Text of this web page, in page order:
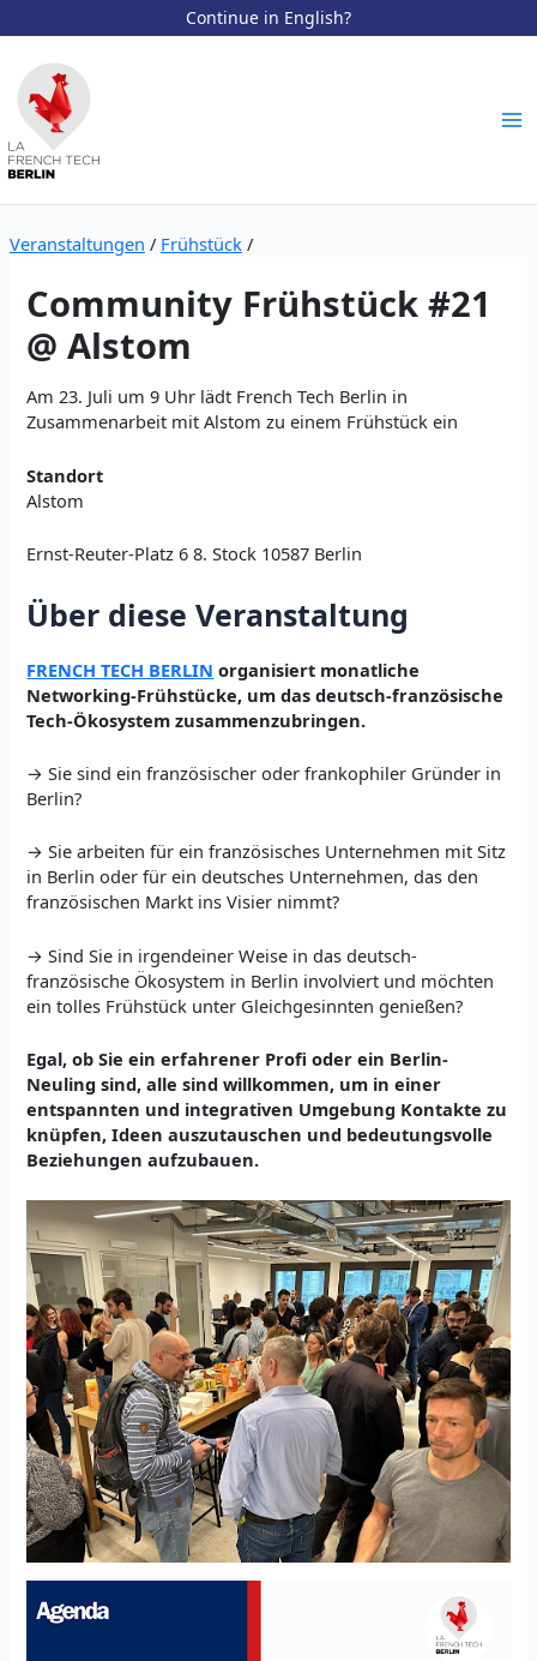
Continue in English?
Inhalt
springen
Veranstaltungen / Frühstück/
Community Frühstück #21
@ Alstom
Am 23. Juli um 9 Uhr lädt French Tech Berlin in
Zusammenarbeit mit Alstom zu einem Frühstück ein
Standort
Alstom
Ernst-Reuter-Platz 6 8. Stock 10587 Berlin
Über diese Veranstaltung
FRENCH TECH BERLIN organisiert monatliche
Networking-Frühstücke, um das deutsch-französische
Tech-Ökosystem zusammenzubringen.
→ Sie sind ein französischer oder frankophiler Gründer in
Berlin?
→ Sie arbeiten für ein französisches Unternehmen mit Sitz
in Berlin oder für ein deutsches Unternehmen, das den
französischen Markt ins Visier nimmt?
→ Sind Sie in irgendeiner Weise in das deutsch-
französische Ökosystem in Berlin involviert und möchten
ein tolles Frühstück unter Gleichgesinnten genießen?
Egal, ob Sie ein erfahrener Profi oder ein Berlin-
Neuling sind, alle sind willkommen, um in einer
entspannten und integrativen Umgebung Kontakte zu
knüpfen, Ideen auszutauschen und bedeutungsvolle
Beziehungen aufzubauen.